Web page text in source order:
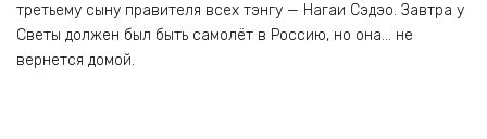
третьему сыну правителя всех тэнгу — Нагаи Сэдэо. Завтра у
Светы должен был быть самолёт в Россию, но она… не
вернется домой.